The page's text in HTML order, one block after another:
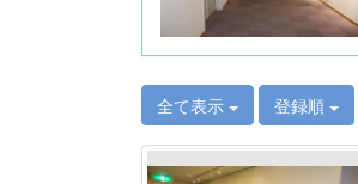
全て表示 登録順